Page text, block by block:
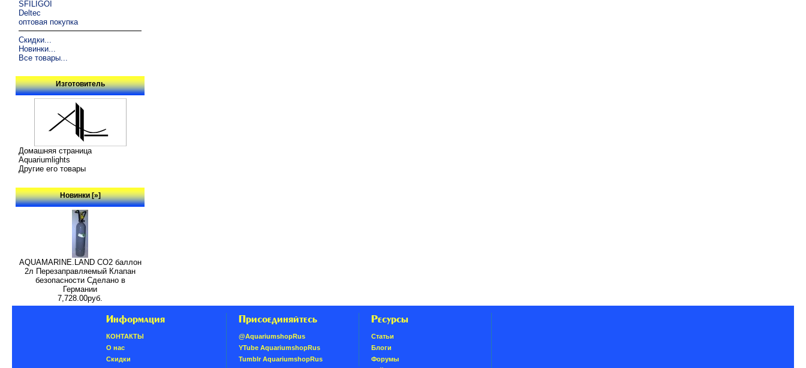
SFILIGOI
Deltec
оптовая покупка
Скидки...
Новинки...
Все товары...
Изготовитель
Домашняя страница
Aquariumlights
Другие его товары
Новинки [»]
AQUAMARINE.LAND CO2 баллон
2л Перезаправляемый Клапан
безопасности Сделано в
Германии
7,728.00руб.
Информация
КОНТАКТЫ
О нас
Скидки
Присоединяйтесь
@AquariumshopRus
YTube AquariumshopRus
Tumblr AquariumshopRus
Ресурсы
Статьи
Блоги
Форумы